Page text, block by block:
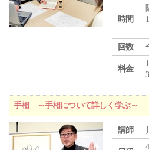
時間
回数
料金
手相 ～手相について詳しく学ぶ～
講師